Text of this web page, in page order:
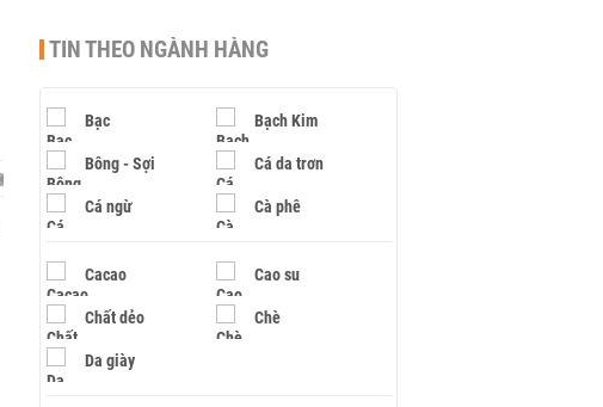
TIN THEO NGÀNH HÀNG
Bạc Bạch Kim
Bông - Sợi Cá da trơn
Cá ngừ Cà phê
Cacao Cao su
Chất dẻo Chè
Da giày